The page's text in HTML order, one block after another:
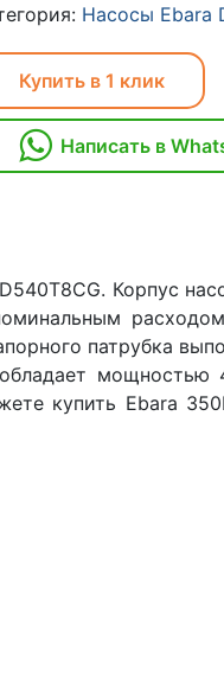
Насосы Ebara
Купить в 1 клик
Написать в
Корпус
патрубка
мощностью
купить Ebara